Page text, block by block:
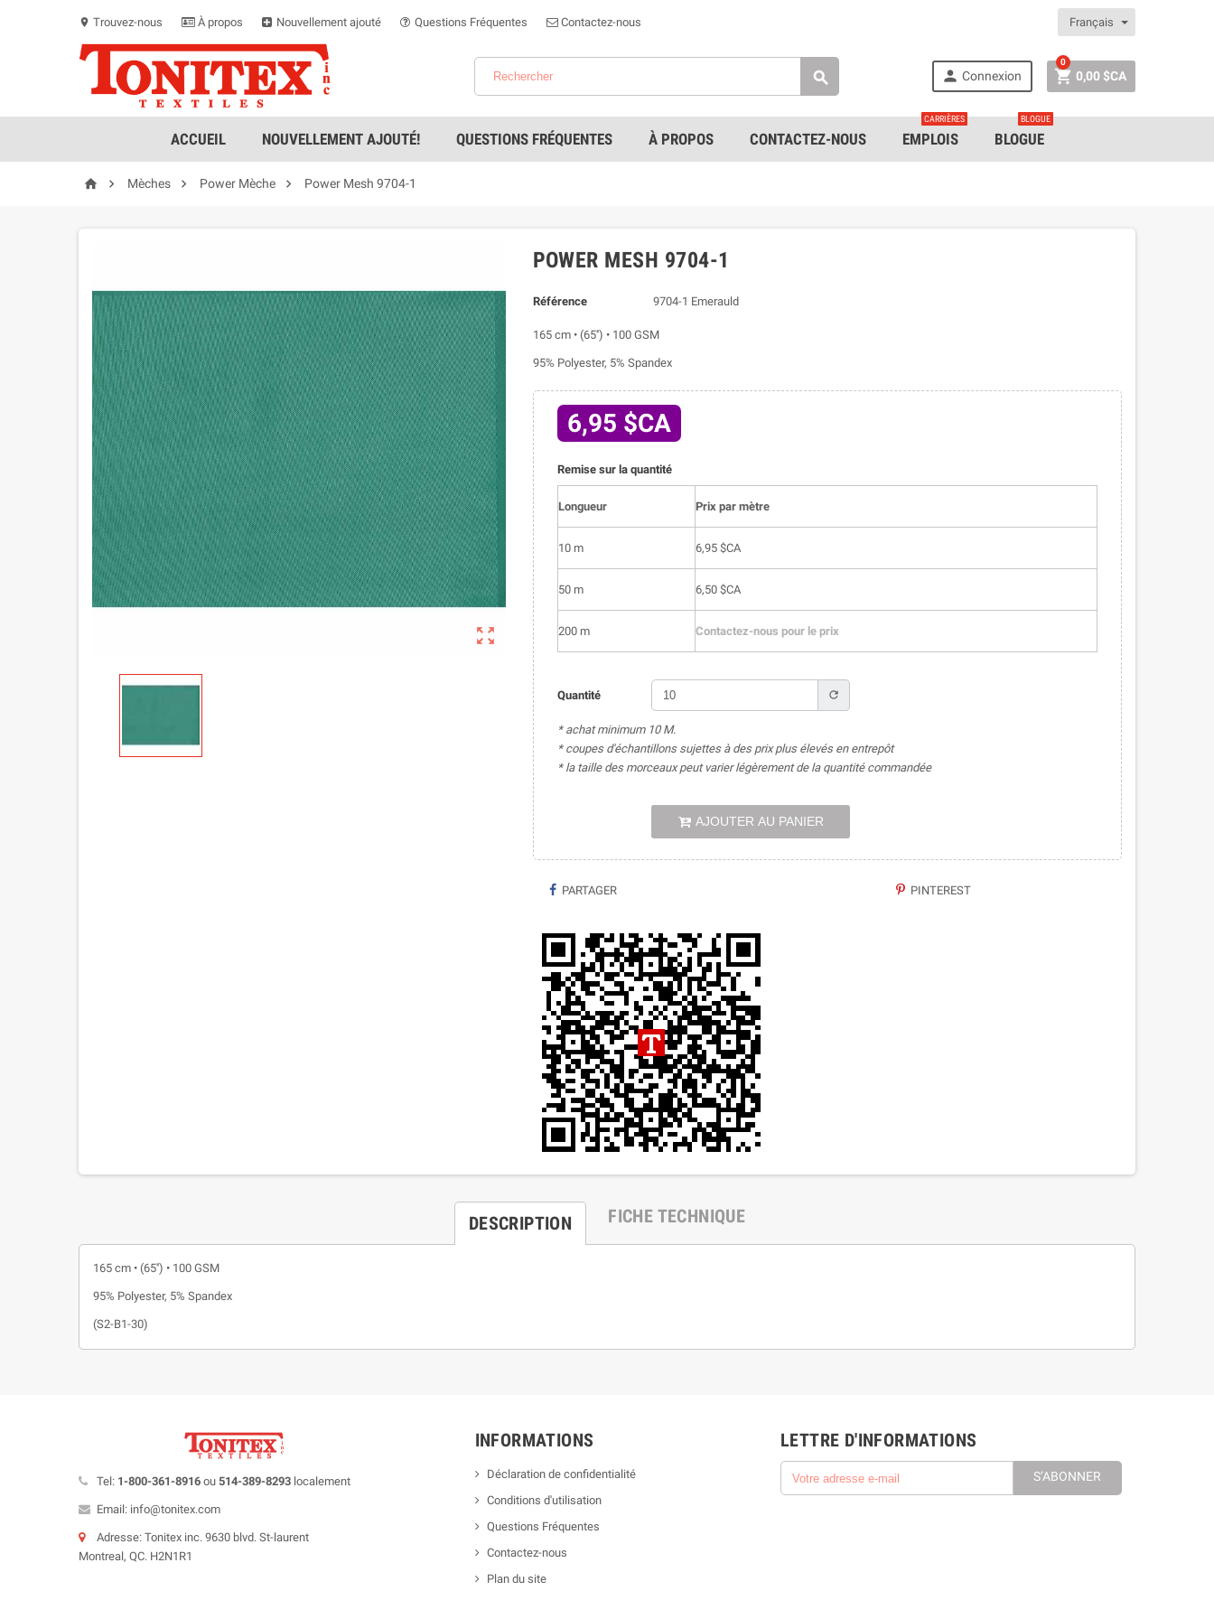
location_on Trouvez-nous À propos Nouvellement ajouté Questions Fréquentes Contactez-nous Français
  Connexion  0,00 $CA
0
ACCUEIL NOUVELLEMENT AJOUTÉ! QUESTIONS FRÉQUENTES À PROPOS CONTACTEZ-NOUS EMPLOIS
CARRIÈRES
BLOGUE
BLOGUE
  Mèches  Power Mèche  Power Mesh 9704-1

POWER MESH 9704-1
Référence 9704-1 Emerauld
165 cm • (65'') • 100 GSM
95% Polyester, 5% Spandex
6,95 $CA
Remise sur la quantité
Longueur Prix par mètre
10 m 6,95 $CA
50 m 6,50 $CA
200 m Contactez-nous pour le prix
Quantité refresh
* achat minimum 10 M.
* coupes d'échantillons sujettes à des prix plus élevés en entrepôt
* la taille des morceaux peut varier légèrement de la quantité commandée
AJOUTER AU PANIER
PARTAGER PINTEREST
DESCRIPTION FICHE TECHNIQUE
165 cm • (65'') • 100 GSM
95% Polyester, 5% Spandex
(S2-B1-30)
Tel: 1-800-361-8916 ou 514-389-8293 localement
Email: info@tonitex.com
Adresse: Tonitex inc. 9630 blvd. St-laurent
Montreal, QC. H2N1R1
INFORMATIONS
Déclaration de confidentialité
Conditions d'utilisation
Questions Fréquentes
Contactez-nous
Plan du site
LETTRE D'INFORMATIONS
S’ABONNER